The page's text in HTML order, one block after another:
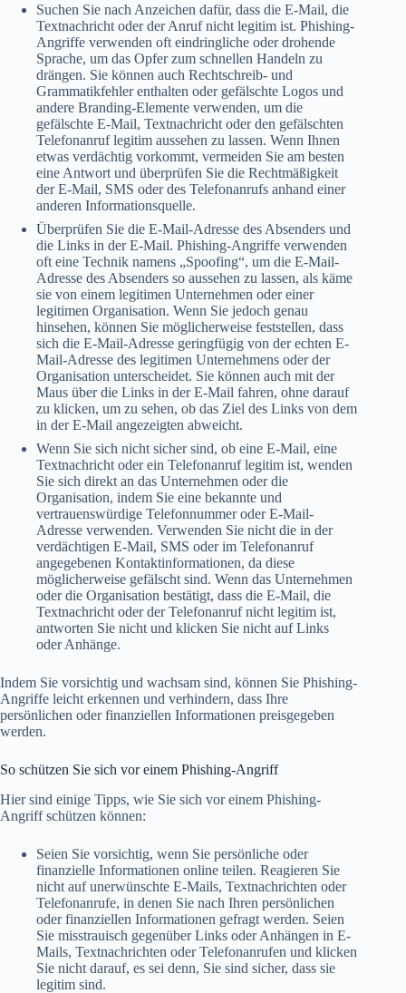
Suchen Sie nach Anzeichen dafür, dass die E-Mail, die
Textnachricht oder der Anruf nicht legitim ist. Phishing-
Angriffe verwenden oft eindringliche oder drohende
Sprache, um das Opfer zum schnellen Handeln zu
drängen. Sie können auch Rechtschreib- und
Grammatikfehler enthalten oder gefälschte Logos und
andere Branding-Elemente verwenden, um die
gefälschte E-Mail, Textnachricht oder den gefälschten
Telefonanruf legitim aussehen zu lassen. Wenn Ihnen
etwas verdächtig vorkommt, vermeiden Sie am besten
eine Antwort und überprüfen Sie die Rechtmäßigkeit
der E-Mail, SMS oder des Telefonanrufs anhand einer
anderen Informationsquelle.
Überprüfen Sie die E-Mail-Adresse des Absenders und
die Links in der E-Mail. Phishing-Angriffe verwenden
oft eine Technik namens „Spoofing“, um die E-Mail-
Adresse des Absenders so aussehen zu lassen, als käme
sie von einem legitimen Unternehmen oder einer
legitimen Organisation. Wenn Sie jedoch genau
hinsehen, können Sie möglicherweise feststellen, dass
sich die E-Mail-Adresse geringfügig von der echten E-
Mail-Adresse des legitimen Unternehmens oder der
Organisation unterscheidet. Sie können auch mit der
Maus über die Links in der E-Mail fahren, ohne darauf
zu klicken, um zu sehen, ob das Ziel des Links von dem
in der E-Mail angezeigten abweicht.
Wenn Sie sich nicht sicher sind, ob eine E-Mail, eine
Textnachricht oder ein Telefonanruf legitim ist, wenden
Sie sich direkt an das Unternehmen oder die
Organisation, indem Sie eine bekannte und
vertrauenswürdige Telefonnummer oder E-Mail-
Adresse verwenden. Verwenden Sie nicht die in der
verdächtigen E-Mail, SMS oder im Telefonanruf
angegebenen Kontaktinformationen, da diese
möglicherweise gefälscht sind. Wenn das Unternehmen
oder die Organisation bestätigt, dass die E-Mail, die
Textnachricht oder der Telefonanruf nicht legitim ist,
antworten Sie nicht und klicken Sie nicht auf Links
oder Anhänge.
Indem Sie vorsichtig und wachsam sind, können Sie Phishing-
Angriffe leicht erkennen und verhindern, dass Ihre
persönlichen oder finanziellen Informationen preisgegeben
werden.
So schützen Sie sich vor einem Phishing-Angriff
Hier sind einige Tipps, wie Sie sich vor einem Phishing-
Angriff schützen können:
Seien Sie vorsichtig, wenn Sie persönliche oder
finanzielle Informationen online teilen. Reagieren Sie
nicht auf unerwünschte E-Mails, Textnachrichten oder
Telefonanrufe, in denen Sie nach Ihren persönlichen
oder finanziellen Informationen gefragt werden. Seien
Sie misstrauisch gegenüber Links oder Anhängen in E-
Mails, Textnachrichten oder Telefonanrufen und klicken
Sie nicht darauf, es sei denn, Sie sind sicher, dass sie
legitim sind.